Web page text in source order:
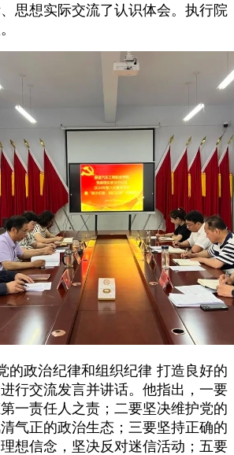
思想实际交流了认识体会。执行院
的政治纪律和组织纪律 打造良好的
行交流发言并讲话。他指出，一要
一责任人之责；二要坚决维护党的
气正的政治生态；三要坚持正确的
想信念，坚决反对迷信活动；五要